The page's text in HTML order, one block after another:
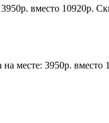
вместо 10920р.
месте: 3950р. вместо